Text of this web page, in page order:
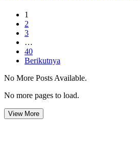
1
2
3
…
40
Berikutnya
No More Posts Available.
No more pages to load.
View More